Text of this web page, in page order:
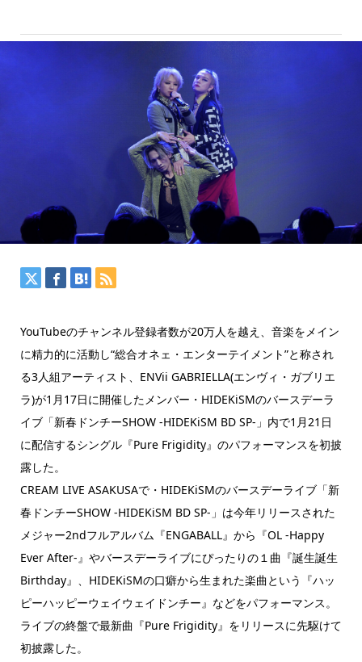
YouTubeのチャンネル登録者数が20万人を越え、音楽をメイン
に精力的に活動し“総合オネェ・エンターテイメント”と称され
る3人組アーティスト、ENVii GABRIELLA(エンヴィ・ガブリエ
ラ)が1月17日に開催したメンバー・HIDEKiSMのバースデーラ
イブ「新春ドンチーSHOW -HIDEKiSM BD SP-」内で1月21日
に配信するシングル『Pure Frigidity』のパフォーマンスを初披
露した。
CREAM LIVE ASAKUSAで・HIDEKiSMのバースデーライブ「新
春ドンチーSHOW -HIDEKiSM BD SP-」は今年リリースされた
メジャー2ndフルアルバム『ENGABALL』から『OL -Happy
Ever After-』やバースデーライブにぴったりの１曲『誕生誕生
Birthday』、HIDEKiSMの口癖から生まれた楽曲という『ハッ
ピーハッピーウェイウェイドンチー』などをパフォーマンス。
ライブの終盤で最新曲『Pure Frigidity』をリリースに先駆けて
初披露した。